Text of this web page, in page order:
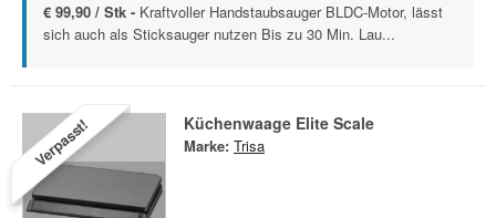
€ 99,90 / Stk - Kraftvoller Handstaubsauger BLDC-Motor, lässt
sich auch als Sticksauger nutzen Bis zu 30 Min. Lau...
Verpasst! Küchenwaage Elite Scale
Marke: Trisa